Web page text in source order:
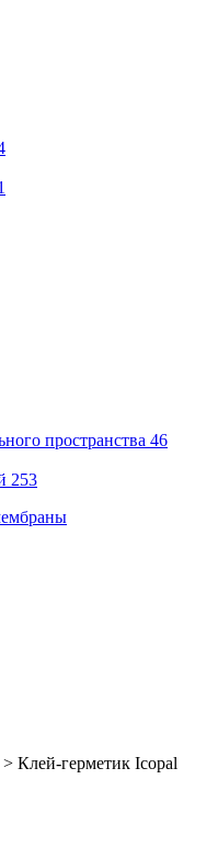
пространства 46
253
> Клей-герметик Icopal